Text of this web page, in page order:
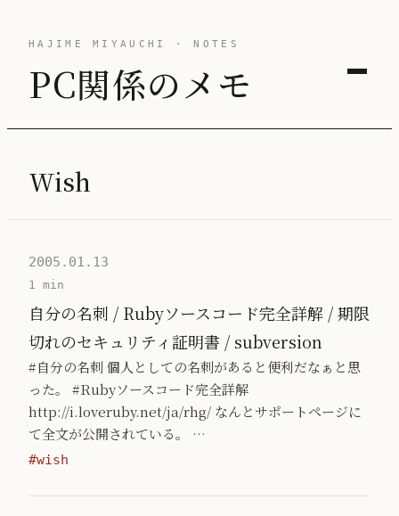
HAJIME MIYAUCHI · NOTES
PC関係のメモ
Wish
2005.01.13
1 min
自分の名刺 / Rubyソースコード完全詳解 / 期限
切れのセキュリティ証明書 / subversion
#自分の名刺 個人としての名刺があると便利だなぁと思
った。 #Rubyソースコード完全詳解
http://i.loveruby.net/ja/rhg/ なんとサポートページに
て全文が公開されている。 …
#wish